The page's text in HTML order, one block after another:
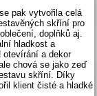
pak vytvořila celá
skříní pro
doplňků aj.
hladkost a
otevírání a dekor
chová se jako zeď
skříní. Díky
klient čisté a hladké